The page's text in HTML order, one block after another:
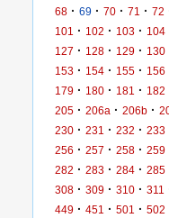
68 · 69 · 70 · 71 · 72
101
· 102 · 103 · 104
127 · 128 · 129 · 130
153 · 154 · 155 · 156
179 · 180 · 181 · 182
205 · 206a · 206b ·
230 · 231 · 232 · 233
256 · 257 · 258 · 259
282 · 283 · 284 · 285
308 · 309 · 310 · 311
449 · 451 · 501 · 502